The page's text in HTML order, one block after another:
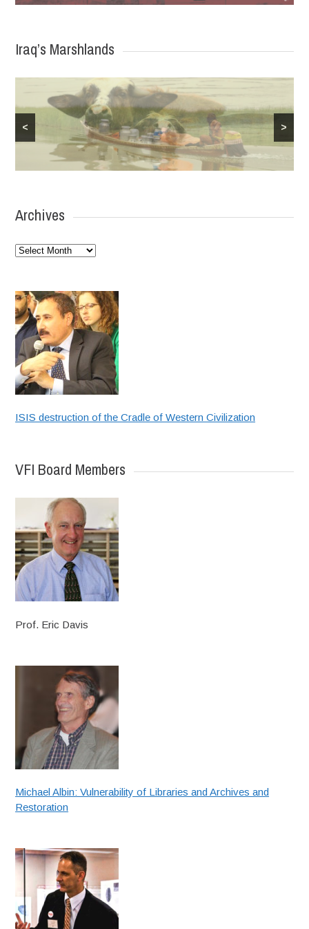
Iraq’s Marshlands
< >
Archives
Archives
ISIS destruction of the Cradle of Western Civilization
VFI Board Members
Prof. Eric Davis
Michael Albin: Vulnerability of Libraries and Archives and
Restoration